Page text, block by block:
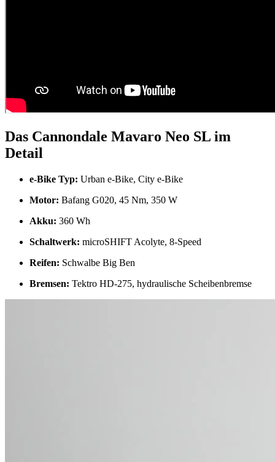
Das Cannondale Mavaro Neo SL im
Detail
e-Bike Typ: Urban e-Bike, City e-Bike
Motor: Bafang G020, 45 Nm, 350 W
Akku: 360 Wh
Schaltwerk: microSHIFT Acolyte, 8-Speed
Reifen: Schwalbe Big Ben
Bremsen: Tektro HD-275, hydraulische Scheibenbremse